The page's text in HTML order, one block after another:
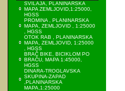
SVILAJA, PLANINARSKA
MAPA ZEMLJOVID,1:25000,
HGSS
PROMINA , PLANINARSKA
MAPA, ZEMLJOVID , 1:25000
, HGSS
OTOK RAB , PLANINARSKA
MAPA, ZEMLJOVID, 1:25000
, HGSS
BRAČ BIKE, BICIKLOM PO
BRAČU, MAPA 1:45000,
HGSS
DINARA-TROGLAVSKA
SKUPINA-ZAPAD
,PLANINARSKA
MAPA,1:25000